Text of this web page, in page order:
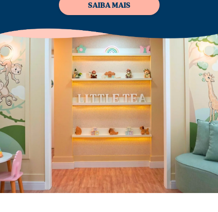
SAIBA MAIS